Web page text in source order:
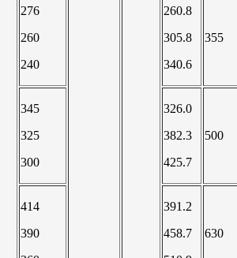
276
260
240
260.8
305.8
340.6
355
345
325
300
326.0
382.3
425.7
500
414
390
391.2
458.7
630